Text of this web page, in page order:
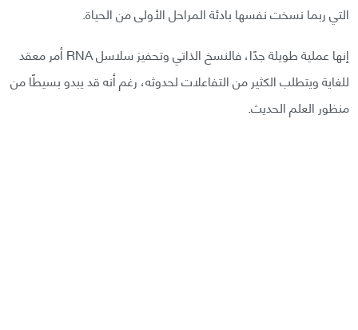
التي ربما نسخت نفسها بادئة المراحل الأولى من الحياة.
إنها عملية طويلة جدًا، فالنسخ الذاتي وتحفيز سلاسل RNA أمر معقد
للغاية ويتطلب الكثير من التفاعلات لحدوثه، رغم أنه قد يبدو بسيطًا من
منظور العلم الحديث.